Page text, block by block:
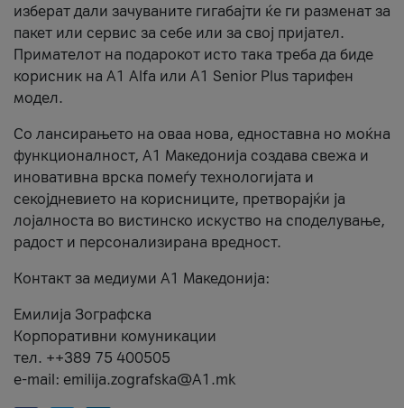
изберат дали зачуваните гигабајти ќе ги разменат за
пакет или сервис за себе или за свој пријател.
Примателот на подарокот исто така треба да биде
корисник на А1 Alfa или A1 Senior Plus тарифен
модел.
Со лансирањето на оваа нова, едноставна но моќна
функционалност, А1 Македонија создава свежа и
иновативна врска помеѓу технологијата и
секојдневието на корисниците, претворајќи ја
лојалноста во вистинско искуство на споделување,
радост и персонализирана вредност.
Контакт за медиуми А1 Македонија:
Емилија Зографска
Корпоративни комуникации
тел. ++389 75 400505
e-mail: emilija.zografska@A1.mk